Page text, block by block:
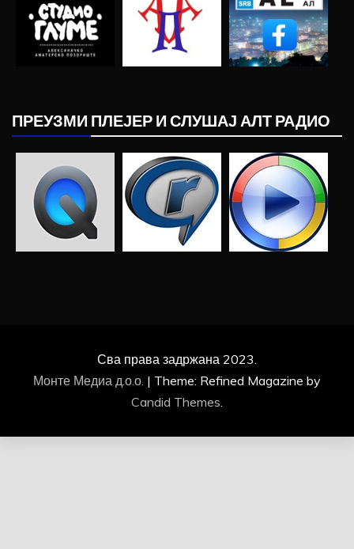
ПРЕУЗМИ ПЛЕЈЕР И СЛУШАЈ АЛТ РАДИО
Сва права задржана 2023.
Монте Медиа д.о.о. | Theme: Refined Magazine by
Candid Themes